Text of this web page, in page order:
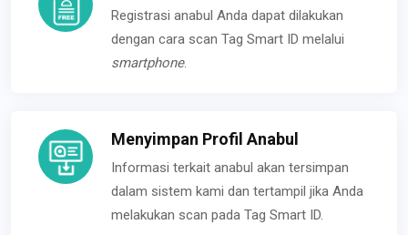
Registrasi anabul Anda dapat dilakukan
dengan cara scan Tag Smart ID melalui
smartphone.
Menyimpan Profil Anabul
Informasi terkait anabul akan tersimpan
dalam sistem kami dan tertampil jika Anda
melakukan scan pada Tag Smart ID.